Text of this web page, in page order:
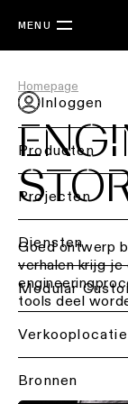
MENU
Inloggen
Producten
Projecten
Diensten
Modular
Bronnen
Homepage
Goed ontwerp
verhalen krijg
tools deel